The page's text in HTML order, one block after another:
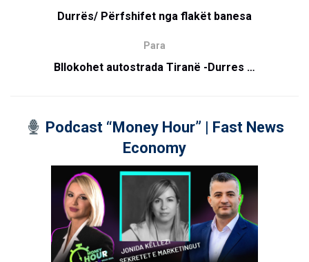
Durrës/ Përfshifet nga flakët banesa
Para
Bllokohet autostrada Tiranë -Durres …
Podcast “Money Hour” | Fast News
Economy